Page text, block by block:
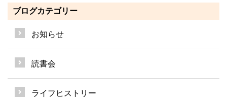
ブログカテゴリー
お知らせ
読書会
ライフヒストリー